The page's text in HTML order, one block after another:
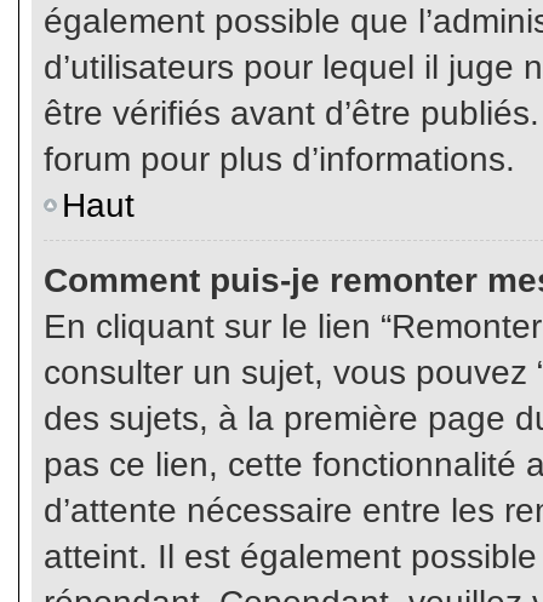
également possible que
d’utilisateurs pour lequel il juge
être vérifiés avant d’être
forum pour plus d’informations.
Haut
Comment puis-je remonter
En cliquant sur le lien
consulter un sujet, vous pouvez
des sujets, à la première page
pas ce lien, cette fonctionnalité
d’attente nécessaire entre les
atteint. Il est également